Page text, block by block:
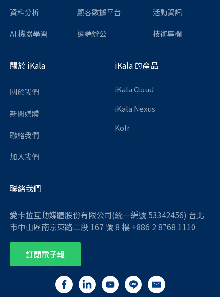
資料分析
AI 機器學習
顧客數據平台
遠端辦公
活動資訊
技術專欄
關於 iKala
關於我們
新聞媒體
聯絡我們
加入我們
iKala 的產品
iKala Cloud
iKala Nexus
Kolr
聯絡我們
愛卡拉互動媒體股份有限公司(統一編號 53342456) 台北
市中山區南京東路二段 167 號 8 樓 +886 2 8768 1110
訂閱電子報